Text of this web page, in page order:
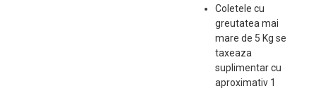
Coletele cu
greutatea mai
mare de 5 Kg se
taxeaza
suplimentar cu
aproximativ 1